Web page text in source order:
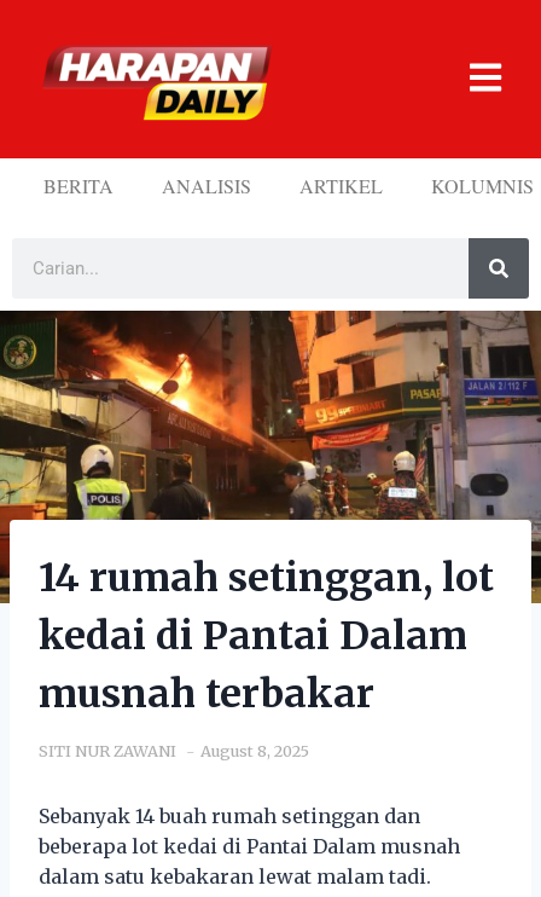
BERITA ANALISIS ARTIKEL KOLUMNIS
14 rumah setinggan, lot
kedai di Pantai Dalam
musnah terbakar
SITI NUR ZAWANI August 8, 2025
Sebanyak 14 buah rumah setinggan dan
beberapa lot kedai di Pantai Dalam musnah
dalam satu kebakaran lewat malam tadi.